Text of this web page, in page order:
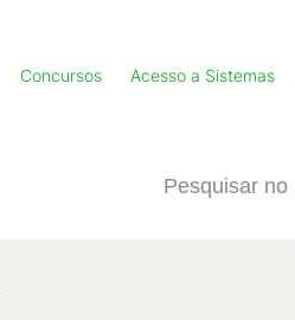
Concursos Acesso a Sistemas